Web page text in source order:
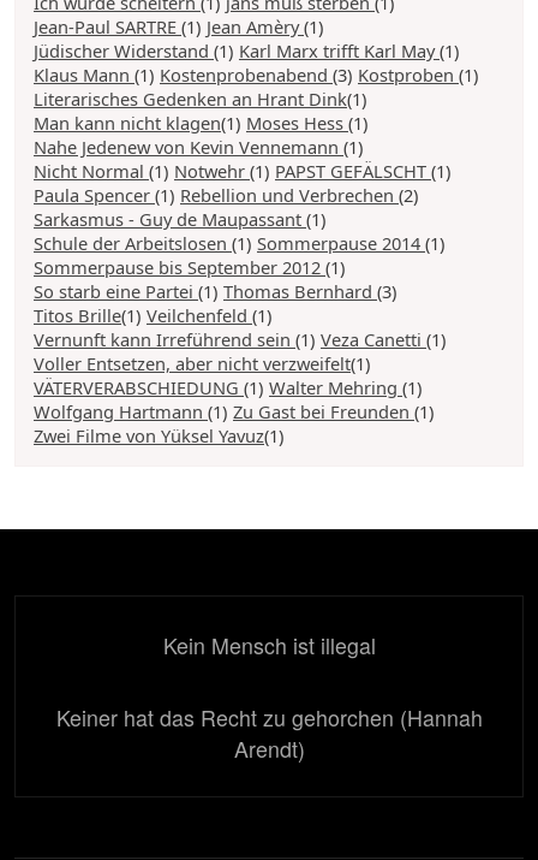
Jean-Paul SARTRE (1) Jean Amèry(1)
Jüdischer Widerstand (1) Karl Marx trifft Karl May(1)
Klaus Mann (1) Kostenprobenabend (3) Kostproben (1)
Literarisches Gedenken an Hrant Dink(1)
Man kann nicht klagen(1) Moses Hess (1)
Nahe Jedenew von Kevin Vennemann (1)
Nicht Normal (1) Notwehr (1) PAPST GEFÄLSCHT (1)
Paula Spencer (1) Rebellion und Verbrechen (2)
Sarkasmus - Guy de Maupassant (1)
Schule der Arbeitslosen (1) Sommerpause 2014 (1)
Sommerpause bis September 2012 (1)
So starb eine Partei (1) Thomas Bernhard (3)
Titos Brille(1) Veilchenfeld (1)
Vernunft kann Irreführend sein (1) Veza Canetti (1)
Voller Entsetzen, aber nicht verzweifelt(1)
VÄTERVERABSCHIEDUNG (1) Walter Mehring (1)
Wolfgang Hartmann (1) Zu Gast bei Freunden (1)
Zwei Filme von Yüksel Yavuz(1)
Kein Mensch ist illegal
Keiner hat das Recht zu gehorchen (Hannah
Arendt)